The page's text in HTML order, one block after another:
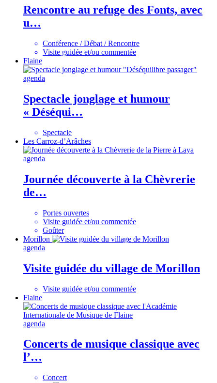
Rencontre au refuge des Fonts, avec
u…
Conférence / Débat / Rencontre
Visite guidée et/ou commentée
Flaine
agenda
Spectacle jonglage et humour
« Déséqui…
Spectacle
Les Carroz-d’Arâches
agenda
Journée découverte à la Chèvrerie
de…
Portes ouvertes
Visite guidée et/ou commentée
Goûter
Morillon
agenda
Visite guidée du village de Morillon
Visite guidée et/ou commentée
Flaine
agenda
Concerts de musique classique avec
l’…
Concert